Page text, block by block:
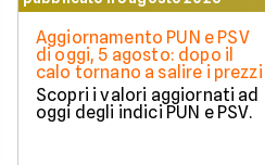
Aggiornamento PUN e PSV
di oggi, 5 agosto: dopo il
calo tornano a salire i prezzi
Scopri i valori aggiornati ad
oggi degli indici PUN e PSV.